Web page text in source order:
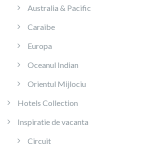
Australia & Pacific
Caraibe
Europa
Oceanul Indian
Orientul Mijlociu
Hotels Collection
Inspiratie de vacanta
Circuit